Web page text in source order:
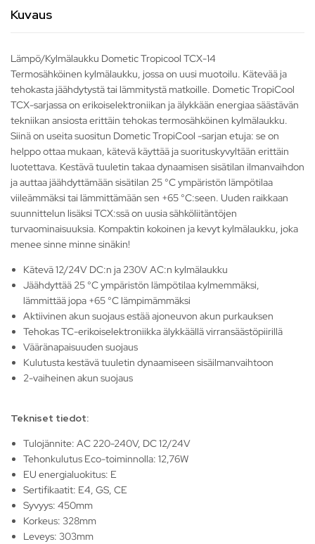
Kuvaus
Lämpö/Kylmälaukku Dometic Tropicool TCX-14
Termosähköinen kylmälaukku, jossa on uusi muotoilu. Kätevää ja
tehokasta jäähdytystä tai lämmitystä matkoille. Dometic TropiCool
TCX-sarjassa on erikoiselektroniikan ja älykkään energiaa säästävän
tekniikan ansiosta erittäin tehokas termosähköinen kylmälaukku.
Siinä on useita suositun Dometic TropiCool -sarjan etuja: se on
helppo ottaa mukaan, kätevä käyttää ja suorituskyvyltään erittäin
luotettava. Kestävä tuuletin takaa dynaamisen sisätilan ilmanvaihdon
ja auttaa jäähdyttämään sisätilan 25 °C ympäristön lämpötilaa
viileämmäksi tai lämmittämään sen +65 °C:seen. Uuden raikkaan
suunnittelun lisäksi TCX:ssä on uusia sähköliitäntöjen
turvaominaisuuksia. Kompaktin kokoinen ja kevyt kylmälaukku, joka
menee sinne minne sinäkin!
Kätevä 12/24V DC:n ja 230V AC:n kylmälaukku
Jäähdyttää 25 °C ympäristön lämpötilaa kylmemmäksi,
lämmittää jopa +65 °C lämpimämmäksi
Aktiivinen akun suojaus estää ajoneuvon akun purkauksen
Tehokas TC-erikoiselektroniikka älykkäällä virransäästöpiirillä
Vääränapaisuuden suojaus
Kulutusta kestävä tuuletin dynaamiseen sisäilmanvaihtoon
2-vaiheinen akun suojaus
Tekniset tiedot:
Tulojännite: AC 220-240V, DC 12/24V
Tehonkulutus Eco-toiminnolla: 12,76W
EU energialuokitus: E
Sertifikaatit: E4, GS, CE
Syvyys: 450mm
Korkeus: 328mm
Leveys: 303mm